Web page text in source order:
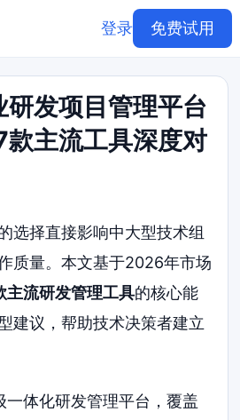
登录 免费试用
发项目管理平台
主流工具深度对
选择直接影响中大型技术组
质量。本文基于2026年市场
主流研发管理工具的核心能
建议，帮助技术决策者建立
体化研发管理平台，覆盖